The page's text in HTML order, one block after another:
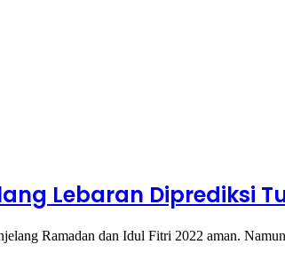
Lebaran Diprediksi
Ramadan dan Idul Fitri 2022 aman.